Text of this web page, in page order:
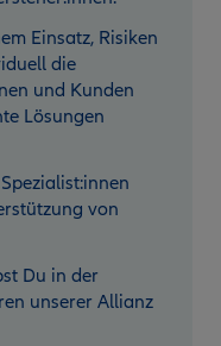
Einsatz, Risiken
die
und Kunden
Lösungen
von
Du in der
unserer Allianz